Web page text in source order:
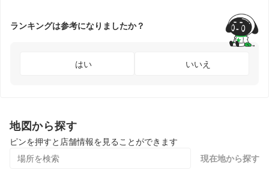
ランキングは参考になりましたか？
はい いいえ
地図から探す
ピンを押すと店舗情報を見ることができます
現在地から探す